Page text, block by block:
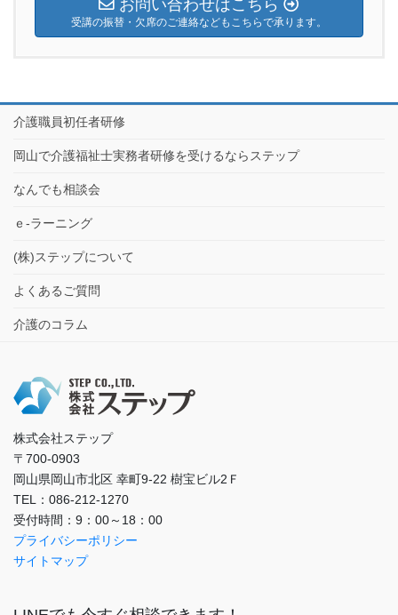
お問い合わせはこちら
受講の振替・欠席のご連絡などもこちらで承ります。
介護職員初任者研修
岡山で介護福祉士実務者研修を受けるならステップ
なんでも相談会
ｅ-ラーニング
(株)ステップについて
よくあるご質問
介護のコラム
株式会社ステップ
〒700-0903
岡山県岡山市北区 幸町9-22 樹宝ビル2Ｆ
TEL：086-212-1270
受付時間：9：00～18：00
プライバシーポリシー
サイトマップ